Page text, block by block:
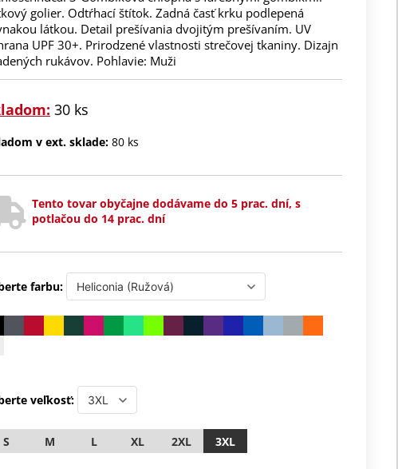
golier. Odtŕhací štítok. Zadná časť krku podlepená
látkou. Detail prešívania dvojitým prešívaním. UV
UPF 30+. Prirodzené vlastnosti strečovej tkaniny. Dizajn
rukávov. Pohlavie: Muži
30 ks
v ext. sklade: 80 ks
Tento tovar obyčajne dodávame do 5 prac. dní, s
potlačou do 14 prac. dní
farbu:
veľkosť:
S M L XL 2XL 3XL